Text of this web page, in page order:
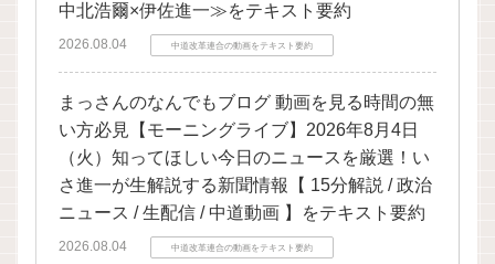
中北浩爾×伊佐進一≫をテキスト要約
2026.08.04 中道改革連合の動画をテキスト要約
まっさんのなんでもブログ 動画を見る時間の無
い方必見【モーニングライブ】2026年8月4日
（火）知ってほしい今日のニュースを厳選！い
さ進一が生解説する新聞情報【 15分解説 / 政治
ニュース / 生配信 / 中道動画 】をテキスト要約
2026.08.04 中道改革連合の動画をテキスト要約